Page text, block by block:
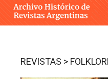
INTEGRANTES
REVISTAS >